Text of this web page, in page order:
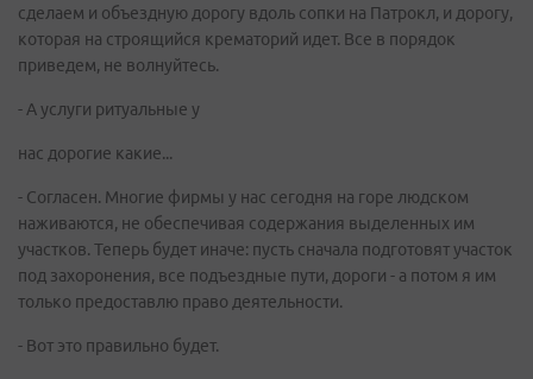
сделаем и объездную дорогу вдоль сопки на Патрокл, и дорогу,
которая на строящийся крематорий идет. Все в порядок
приведем, не волнуйтесь.
- А услуги ритуальные у
нас дорогие какие...
- Согласен. Многие фирмы у нас сегодня на горе людском
наживаются, не обеспечивая содержания выделенных им
участков. Теперь будет иначе: пусть сначала подготовят участок
под захоронения, все подъездные пути, дороги - а потом я им
только предоставлю право деятельности.
- Вот это правильно будет.